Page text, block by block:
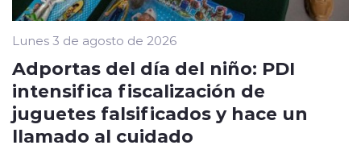
Lunes 3 de agosto de 2026
Adportas del día del niño: PDI
intensifica fiscalización de
juguetes falsificados y hace un
llamado al cuidado